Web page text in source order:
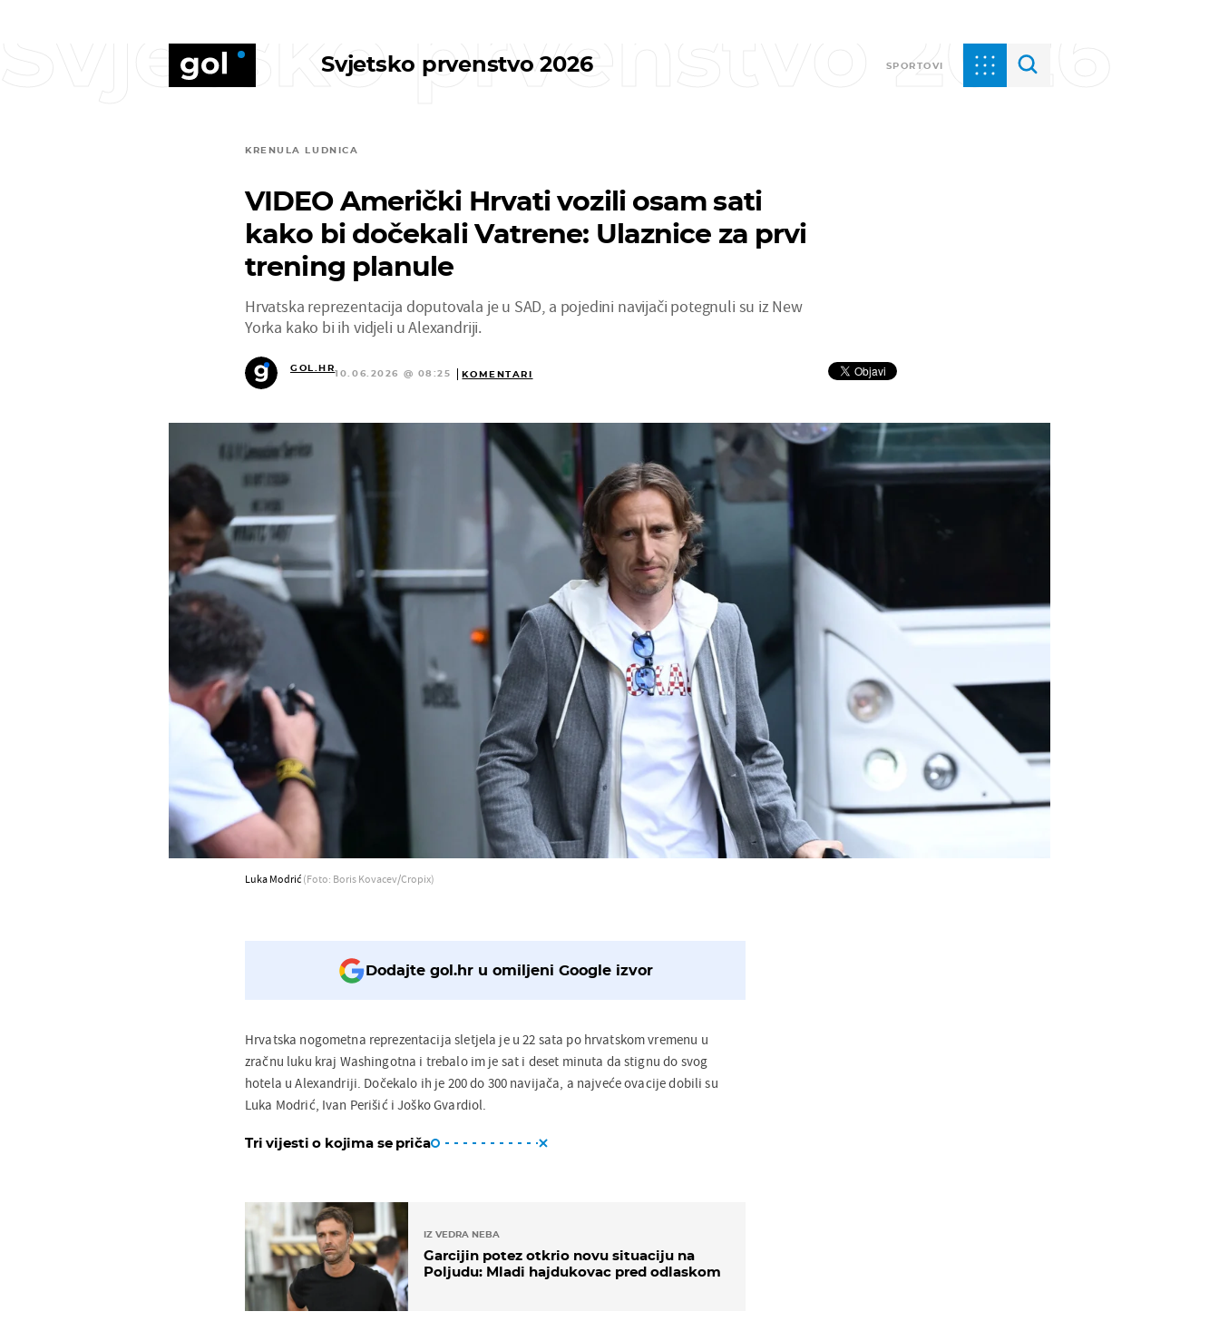
Svjetsko prvenstvo 2026 SPORTOVI
Svjetsko prvenstvo 2026
KRENULA LUDNICA
VIDEO Američki Hrvati vozili osam sati
kako bi dočekali Vatrene: Ulaznice za prvi
trening planule
Hrvatska reprezentacija doputovala je u SAD, a pojedini navijači potegnuli su iz New
Yorka kako bi ih vidjeli u Alexandriji.
GOL.HR
10.06.2026 @ 08:25 KOMENTARI
Luka Modrić (Foto: Boris Kovacev/Cropix)
Dodajte gol.hr u omiljeni Google izvor
Hrvatska nogometna reprezentacija sletjela je u 22 sata po hrvatskom vremenu u
zračnu luku kraj Washingotna i trebalo im je sat i deset minuta da stignu do svog
hotela u Alexandriji. Dočekalo ih je 200 do 300 navijača, a najveće ovacije dobili su
Luka Modrić, Ivan Perišić i Joško Gvardiol.
Tri vijesti o kojima se priča
IZ VEDRA NEBA
Garcijin potez otkrio novu situaciju na
Poljudu: Mladi hajdukovac pred odlaskom